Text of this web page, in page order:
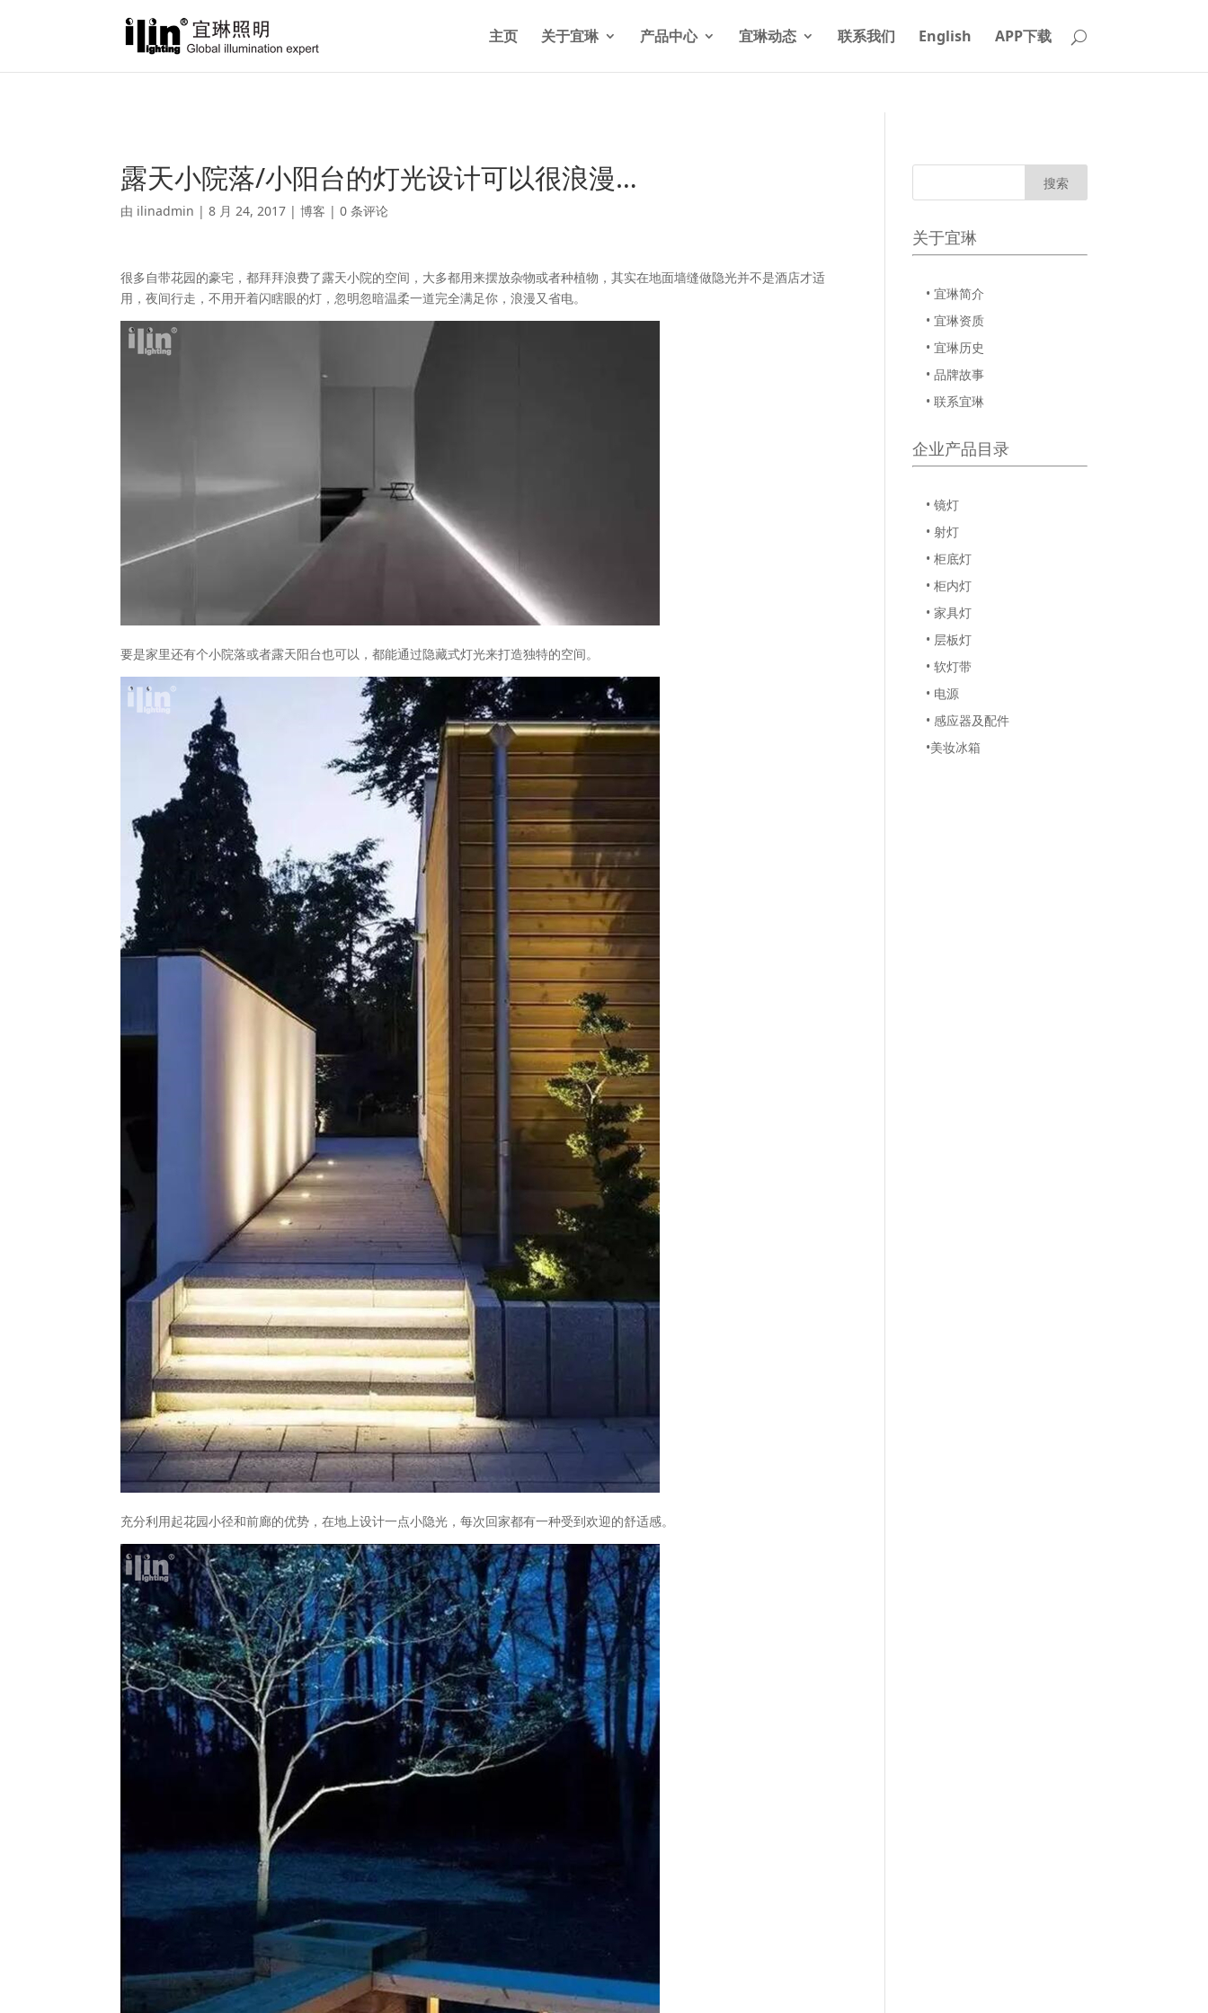
: A non-numeric value encountered in /var/www/html/ilin/wp-content/themes/Divi/functions.phpon line5841
主页 关于宜琳 产品中心 宜琳动态 联系我们 English APP下载
露天小院落/小阳台的灯光设计可以很浪漫…
由 ilinadmin |8 月 24, 2017 |博客 |0 条评论
很多自带花园的豪宅，都拜拜浪费了露天小院的空间，大多都用来摆放杂物或者种植物，其实在地面墙缝做隐光并不是酒店才适
用，夜间行走，不用开着闪瞎眼的灯，忽明忽暗温柔一道完全满足你，浪漫又省电。
要是家里还有个小院落或者露天阳台也可以，都能通过隐藏式灯光来打造独特的空间。
充分利用起花园小径和前廊的优势，在地上设计一点小隐光，每次回家都有一种受到欢迎的舒适感。
关于宜琳
• 宜琳简介
• 宜琳资质
• 宜琳历史
• 品牌故事
• 联系宜琳
企业产品目录
• 镜灯
• 射灯
• 柜底灯
• 柜内灯
• 家具灯
• 层板灯
• 软灯带
• 电源
• 感应器及配件
•美妆冰箱